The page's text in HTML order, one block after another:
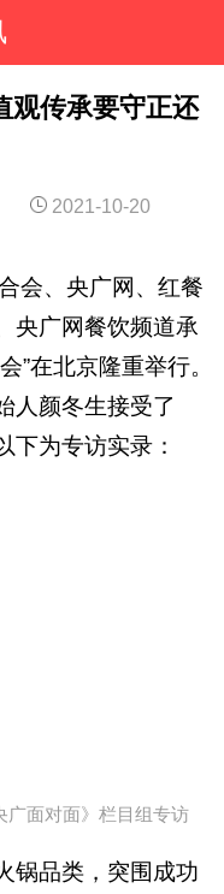
观传承要守正还
2021-10-20
会、央广网、红餐
央广网餐饮频道承
”在北京隆重举行。
人颜冬生接受了
下为专访实录：
广面对面》栏目组专访
锅品类，突围成功